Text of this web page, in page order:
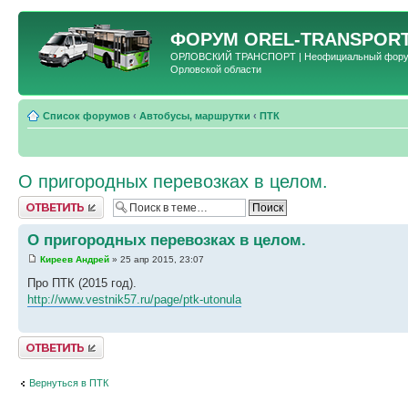
ФОРУМ OREL-
ОРЛОВСКИЙ ТРАНСПОРТ | Неофициальный форум
Орловской области
Список форумов ‹ Автобусы, маршрутки ‹ ПТК
О пригородных перевозках в целом.
Ответить
О пригородных перевозках в целом.
Киреев Андрей » 25 апр 2015, 23:07
Про ПТК (2015 год).
http://www.vestnik57.ru/page/ptk-utonula
Ответить
Вернуться в ПТК